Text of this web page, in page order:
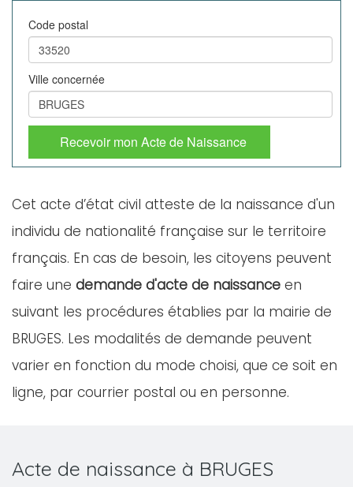
Code postal
Ville concernée
Recevoir mon Acte de Naissance
Cet acte d’état civil atteste de la naissance d'un
individu de nationalité française sur le territoire
français. En cas de besoin, les citoyens peuvent
faire une demande d'acte de naissance en
suivant les procédures établies par la mairie de
BRUGES. Les modalités de demande peuvent
varier en fonction du mode choisi, que ce soit en
ligne, par courrier postal ou en personne.
Acte de naissance à BRUGES